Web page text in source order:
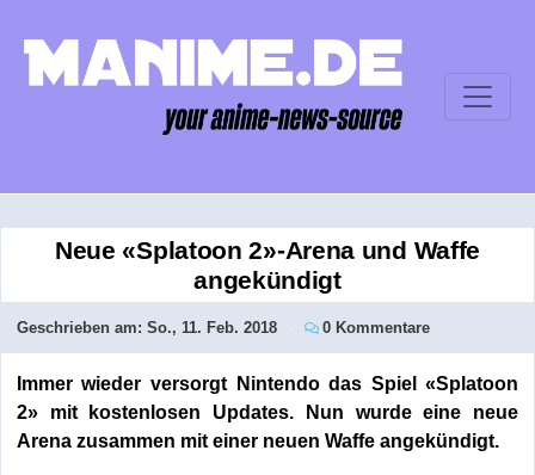
Neue «Splatoon 2»-Arena und Waffe
angekündigt
Geschrieben am: So., 11. Feb. 2018 0 Kommentare
Immer wieder versorgt Nintendo das Spiel «Splatoon
2» mit kostenlosen Updates. Nun wurde eine neue
Arena zusammen mit einer neuen Waffe angekündigt.